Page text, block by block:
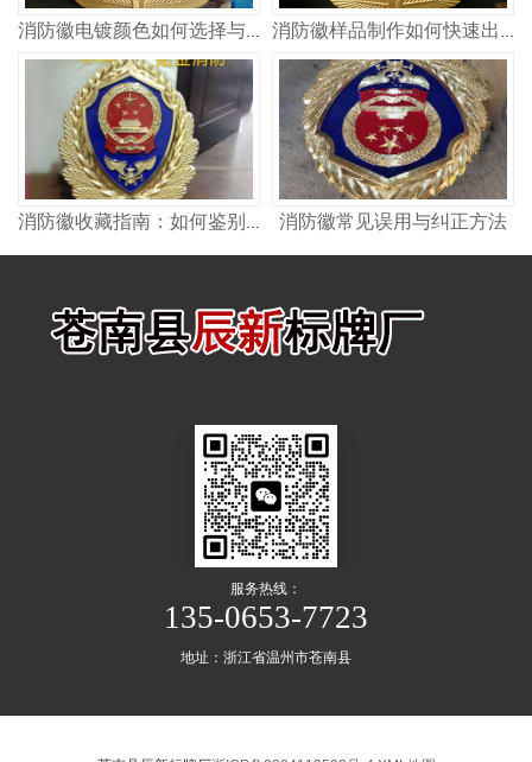
消防徽常见误用与纠正方法
服务热线：
135-0653-7723
地址：浙江省温州市苍南县